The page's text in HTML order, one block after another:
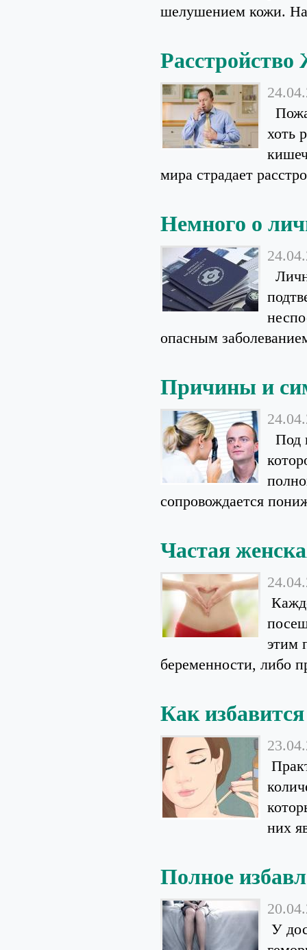
шелушением кожи.
хоть
мира страдает
Немного о
опасным
Причины и
Под
сопровождается
Частая
этим
беременности, либо
Как
них
Полное
У